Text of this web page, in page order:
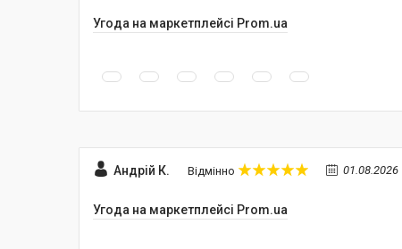
Угода на маркетплейсі Prom.ua
Андрій К. Відмінно 01.08.2026
Угода на маркетплейсі Prom.ua